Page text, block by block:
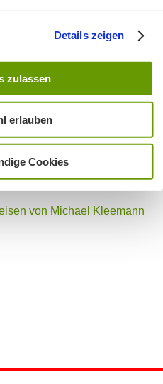
Details zeigen
zulassen
erlauben
Cookies
von Michael Kleemann